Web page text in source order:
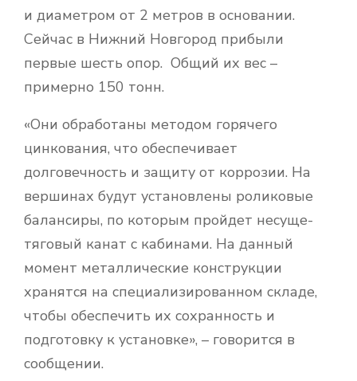
и диаметром от 2 метров в основании.
Сейчас в Нижний Новгород прибыли
первые шесть опор. Общий их вес –
примерно 150 тонн.
«Они обработаны методом горячего
цинкования, что обеспечивает
долговечность и защиту от коррозии. На
вершинах будут установлены роликовые
балансиры, по которым пройдет несуще-
тяговый канат с кабинами. На данный
момент металлические конструкции
хранятся на специализированном складе,
чтобы обеспечить их сохранность и
подготовку к установке», – говорится в
сообщении.